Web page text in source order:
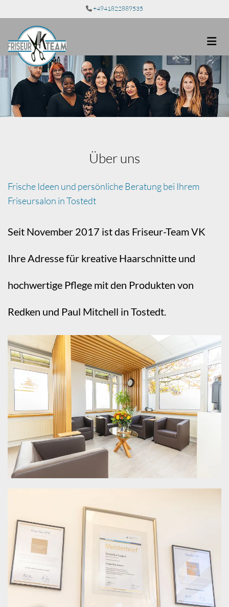
+4941822889535
Über uns
Frische Ideen und persönliche Beratung bei Ihrem
Friseursalon in Tostedt
Seit November 2017 ist das Friseur-Team VK
Ihre Adresse für kreative Haarschnitte und
hochwertige Pflege mit den Produkten von
Redken und Paul Mitchell in Tostedt.